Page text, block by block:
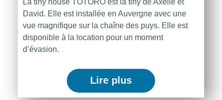
La tiny house TOTORO est la tiny de Axelle et
David. Elle est installée en Auvergne avec une
vue magnifique sur la chaîne des puys. Elle est
disponible à la location pour un moment
d’évasion.
Lire plus